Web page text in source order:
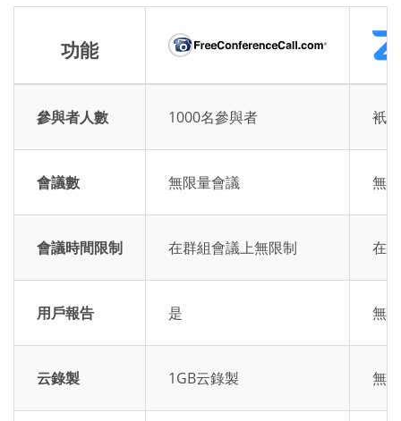
功能
參與者人數 1000名參與者 衹
會議數 無限量會議 無
會議時間限制 在群組會議上無限制 在
用戶報告 是 無
云錄製 1GB云錄製 無